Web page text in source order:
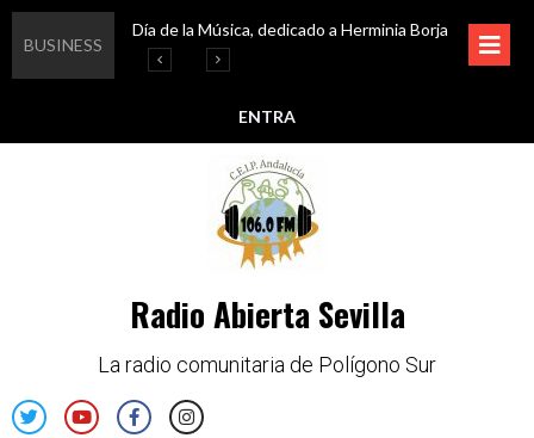
BUSINESS
Día de la Música, dedicado a Herminia Borja
Educar en igualdad, para un futuro sin machismo Esta semana disfruta de oferta cultural en Asociación Solidaridad
Igualando al Sur, el cuidado y la limpieza del entorno
ENTRA
Radio Abierta Sevilla
La radio comunitaria de Polígono Sur